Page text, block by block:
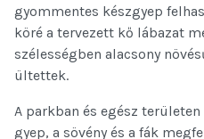
gyommentes készgyep
köré a tervezett kő lábazat
szélességben alacsony
ültettek.
A parkban és egész területen
gyep, a sövény és a fák